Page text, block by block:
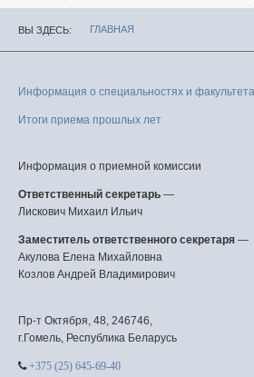
ВЫ ЗДЕСЬ ГЛАВНАЯ
Информация о специальностях и
Итоги приема прошлых лет
Информация о приемной комиссии
Ответственный секретарь —
Лискович Михаил Ильич
Заместитель ответственного секретаря —
Акулова Елена Михайловна
Козлов Андрей Владимирович
Пр-т Октября, 48, 246746,
г.Гомель, Республика Беларусь
+375 (25) 645-69-40